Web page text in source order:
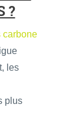
?
carbone
les
plus